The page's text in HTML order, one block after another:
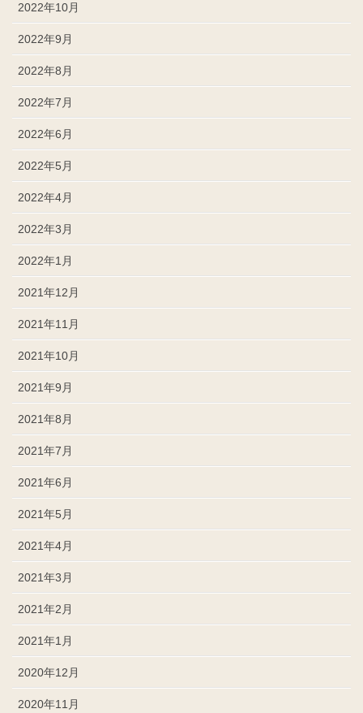
2022年10月
2022年9月
2022年8月
2022年7月
2022年6月
2022年5月
2022年4月
2022年3月
2022年1月
2021年12月
2021年11月
2021年10月
2021年9月
2021年8月
2021年7月
2021年6月
2021年5月
2021年4月
2021年3月
2021年2月
2021年1月
2020年12月
2020年11月